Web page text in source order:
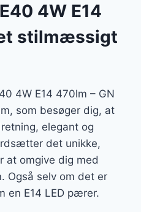
4W E14
stilmæssigt
4W E14 470lm – GN
som besøger dig, at
elegant og
det unikke,
at omgive dig med
Også selv om det er
en E14 LED pærer.